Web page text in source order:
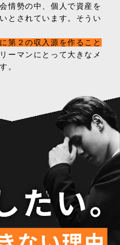
情勢の中、個人で資産を
とされています。そうい
第２の収入源を作ること
ーマンにとって大きなメ
。